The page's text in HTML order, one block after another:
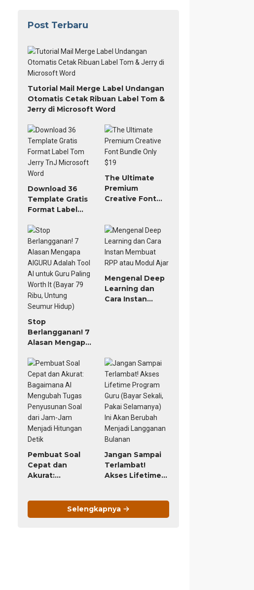
Post Terbaru
Tutorial Mail Merge Label Undangan
Otomatis Cetak Ribuan Label Tom &
Jerry di Microsoft Word
Download 36
Template Gratis
Format Label
Microsoft Word
The Ultimate
Premium
Creative Font
Stop
Berlangganan! 7
Alasan Mengapa
Tool AI untuk
Guru Paling
Worth It (Bayar
79 Ribu, Untung
Seumur Hidup)
Mengenal Deep
Learning dan
Cara Instan
Pembuat Soal
Cepat dan
Akurat:
Penyusunan
Jangan Sampai
Terlambat!
Akses Lifetime
Pakai
Selamanya) Ini
Selengkapnya